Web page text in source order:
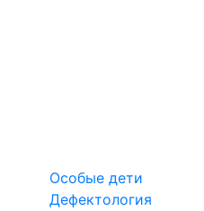
Особые дети
Дефектология